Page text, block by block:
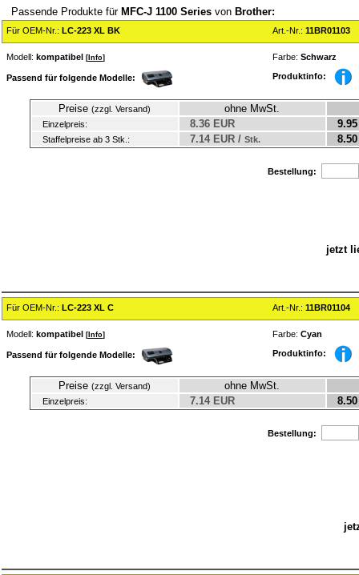
Passende Produkte für MFC-J 1100 Series von Brother:
Für OEM-Nr.: LC-223 XL BK Art.-Nr.: 11BR01103
Modell: kompatibel [ Info] Farbe: Schwarz
Passend für folgende Modelle: Produktinfo:
Preise (zzgl. Versand) ohne MwSt.
Einzelpreis: 8.36 EUR 9.95
Staffelpreise ab 3 Stk.: 7.14 EUR / Stk. 8.50
Bestellung:
jetzt
Für OEM-Nr.: LC-223 XL C Art.-Nr.: 11BR01104
Modell: kompatibel [ Info] Farbe: Cyan
Passend für folgende Modelle: Produktinfo:
Preise (zzgl. Versand) ohne MwSt.
Einzelpreis: 7.14 EUR 8.50
Bestellung: